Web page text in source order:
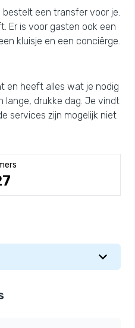
een transfer voor je.
Er is voor gasten ook een
kluisje en een conciërge.
en heeft alles wat je nodig
lange, drukke dag. Je vindt
services zijn mogelijk niet